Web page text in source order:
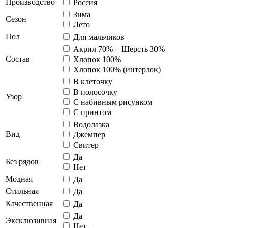
Производство
Россия
Сезон
Зима
Лето
Пол
Для мальчиков
Состав
Акрил 70% + Шерсть 30%
Хлопок 100%
Хлопок 100% (интерлок)
Узор
В клеточку
В полосочку
С набивным рисунком
С принтом
Вид
Водолазка
Джемпер
Свитер
Без рядов
Да
Нет
Модная
Да
Стильная
Да
Качественная
Да
Эксклюзивная
Да
Нет